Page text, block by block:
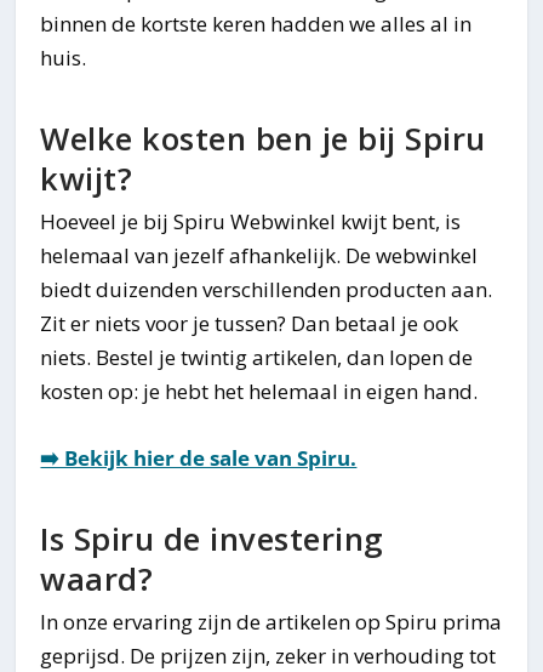
binnen de kortste keren hadden we alles al in
huis.
Welke kosten ben je bij Spiru
kwijt?
Hoeveel je bij Spiru Webwinkel kwijt bent, is
helemaal van jezelf afhankelijk. De webwinkel
biedt duizenden verschillenden producten aan.
Zit er niets voor je tussen? Dan betaal je ook
niets. Bestel je twintig artikelen, dan lopen de
kosten op: je hebt het helemaal in eigen hand.
➡️ Bekijk hier de sale van Spiru.
Is Spiru de investering
waard?
In onze ervaring zijn de artikelen op Spiru prima
geprijsd. De prijzen zijn, zeker in verhouding tot